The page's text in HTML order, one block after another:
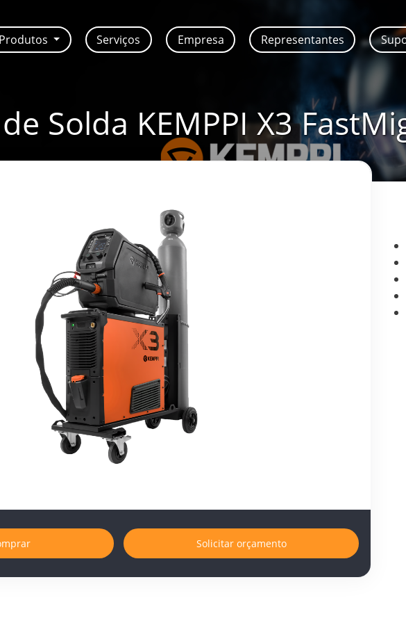
Produtos Serviços Empresa Representantes
Solda KEMPPI X3
Solicitar orçamento